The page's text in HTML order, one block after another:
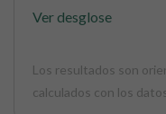
Ver desglose
Los resultados son
calculados con los